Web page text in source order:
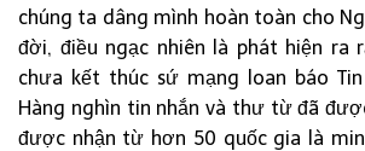
chúng ta dâng mình hoàn toàn cho
đời, điều ngạc nhiên là phát hiện ra
chưa kết thúc sứ mạng loan báo
Hàng nghìn tin nhắn và thư từ đã
được nhận từ hơn 50 quốc gia là